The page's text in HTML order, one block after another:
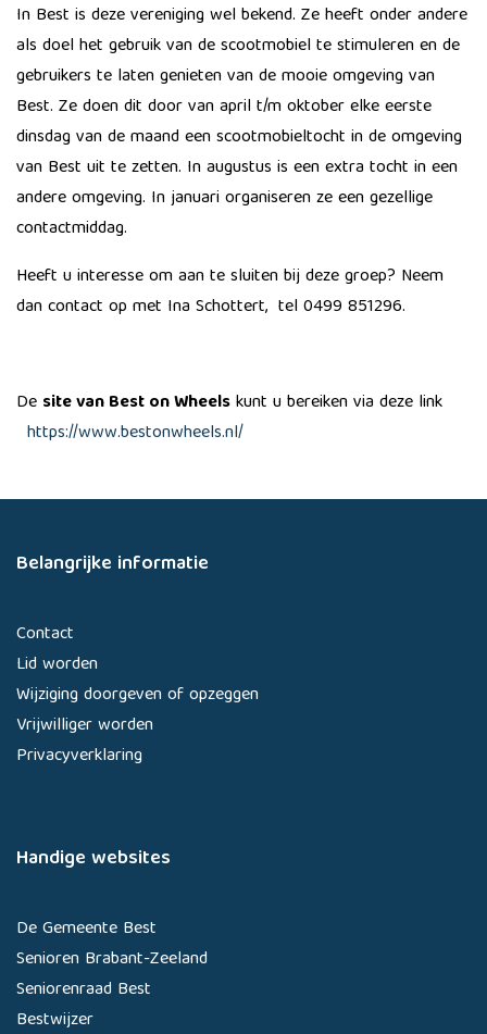
In Best is deze vereniging wel bekend. Ze heeft onder andere
als doel het gebruik van de scootmobiel te stimuleren en de
gebruikers te laten genieten van de mooie omgeving van
Best. Ze doen dit door van april t/m oktober elke eerste
dinsdag van de maand een scootmobieltocht in de omgeving
van Best uit te zetten. In augustus is een extra tocht in een
andere omgeving. In januari organiseren ze een gezellige
contactmiddag.
Heeft u interesse om aan te sluiten bij deze groep? Neem
dan contact op met Ina Schottert, tel 0499 851296.
De site van Best on Wheelskunt u bereiken via deze link
https://www.bestonwheels.nl/
Belangrijke informatie
Contact
Lid worden
Wijziging doorgeven of opzeggen
Vrijwilliger worden
Privacyverklaring
Handige websites
De Gemeente Best
Senioren Brabant-Zeeland
Seniorenraad Best
Bestwijzer